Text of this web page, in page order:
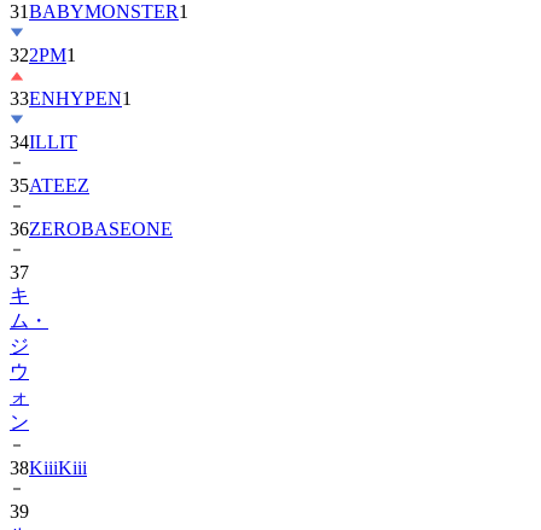
322PM1
33ENHYPEN
34ILLIT
35ATEEZ
36ZEROBASEONE
37
キ
ム・
ジ
ウ
ォ
ン
38
39
ル
セ